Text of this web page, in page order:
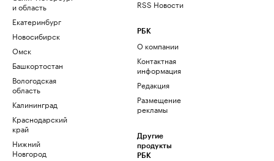
и область
Екатеринбург
Новосибирск
Омск
Башкортостан
Вологодская
область
Калининград
Краснодарский
край
Нижний
Новгород
RSS Новости
РБК
О компании
Контактная
информация
Редакция
Размещение
рекламы
Другие
продукты
РБК